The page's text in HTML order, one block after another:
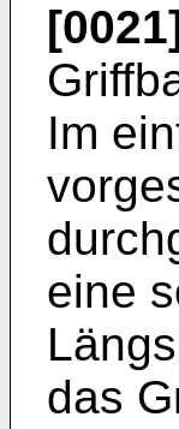
Im
eine
das